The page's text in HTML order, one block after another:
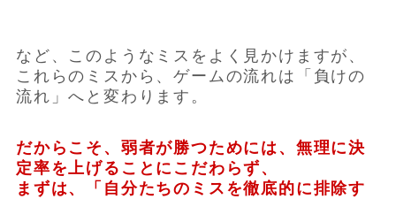
など、このようなミスをよく見かけますが、
これらのミスから、ゲームの流れは「負けの
流れ」へと変わります。
だからこそ、弱者が勝つためには、無理に決
定率を上げることにこだわらず、
まずは、「自分たちのミスを徹底的に排除す